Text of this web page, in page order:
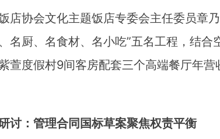
店协会文化主题饭店专委会主任委员章
名厨、名食材、名小吃”五名工程，结
萱度假村9间客房配套三个高端餐厅年
讨：管理合同国标草案聚焦权责平衡